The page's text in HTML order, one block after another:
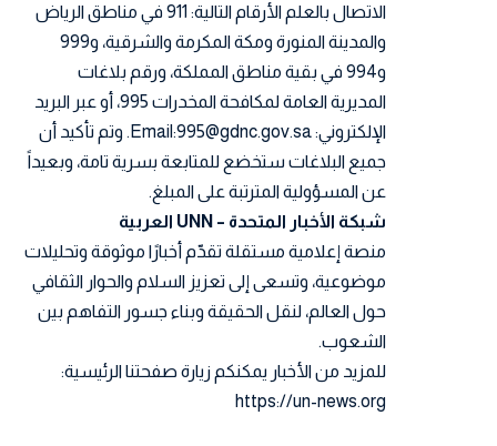
الاتصال بالعلم الأرقام التالية: 911 في مناطق الرياض
والمدينة المنورة ومكة المكرمة والشرقية، و999
و994 في بقية مناطق المملكة، ورقم بلاغات
المديرية العامة لمكافحة المخدرات 995، أو عبر البريد
الإلكتروني: Email:995@gdnc.gov.sa. وتم تأكيد أن
جميع البلاغات ستخضع للمتابعة بسرية تامة، وبعيداً
عن المسؤولية المترتبة على المبلغ.
شبكة الأخبار المتحدة – UNN العربية
منصة إعلامية مستقلة تقدّم أخبارًا موثوقة وتحليلات
موضوعية، وتسعى إلى تعزيز السلام والحوار الثقافي
حول العالم، لنقل الحقيقة وبناء جسور التفاهم بين
الشعوب.
للمزيد من الأخبار يمكنكم زيارة صفحتنا الرئيسية:
https://un-news.org